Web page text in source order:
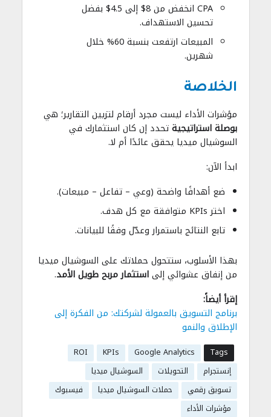
CPA انخفض من 8$ إلى 4.5$ بفضل
تحسين الاستهداف.
المبيعات ارتفعت بنسبة 60% خلال
شهرين.
الخلاصة
مؤشرات الأداء ليست مجرد أرقام لتزيين التقارير؛ هي
بوصلة استراتيجيةتحدد إن كان استثمارك في
السوشيال ميديا يحقق عائدًا أم لا.
ابدأ الآن:
ضع أهدافًا واضحة (وعي – تفاعل – مبيعات).
اختر KPIs متوافقة مع كل هدف.
تابع النتائج باستمرار وعدّل وفقًا للبيانات.
بهذا الأسلوب، ستتحول حملاتك على السوشيال ميديا
من إنفاق عشوائي إلىاستثمار مربح طويل الأمد.
إقرأ أيضاً:
برنامج التسويق بالعمولة لشركتك: من الفكرة إلى
الإطلاق والنمو
Tags
Google Analytics
KPIs
ROI
إنستجرام
التحويلات
السوشيال ميديا
تسويق رقمي
حملات السوشيال ميديا
فيسبوك
مؤشرات الأداء